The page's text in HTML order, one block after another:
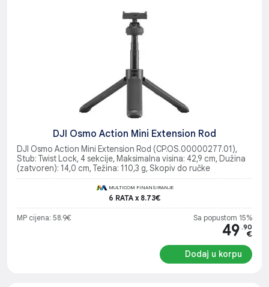
DJI Osmo Action Mini Extension Rod
DJI Osmo Action Mini Extension Rod (CP.OS.00000277.01),
Stub: Twist Lock, 4 sekcije, Maksimalna visina: 42,9 cm, Dužina
(zatvoren): 14,0 cm, Težina: 110,3 g, Skopiv do ručke
MULTICOM FINANSIRANJE
6 RATA x 8.73€
MP cijena: 58.9€ Sa popustom 15%
49 .90
€
Dodaj u korpu